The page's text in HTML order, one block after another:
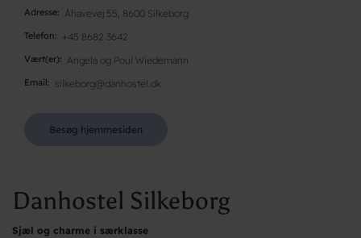
Adresse Åhavevej 55, 8600 Silkeborg
Telefon +45 8682 3642
Vært(er) Angela og Poul Wiedemann
Email silkeborg@danhostel.dk
Besøg hjemmesiden
Danhostel Silkeborg
Sjæl og charme i særklasse